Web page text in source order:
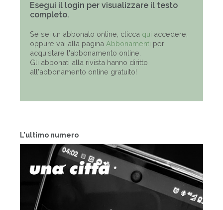
L'ultimo numero
Esegui il login per visualizzare il testo
completo.
Se sei un abbonato online, clicca qui accedere,
oppure vai alla pagina Abbonamenti per
acquistare l'abbonamento online.
Gli abbonati alla rivista hanno diritto
all'abbonamento online gratuito!